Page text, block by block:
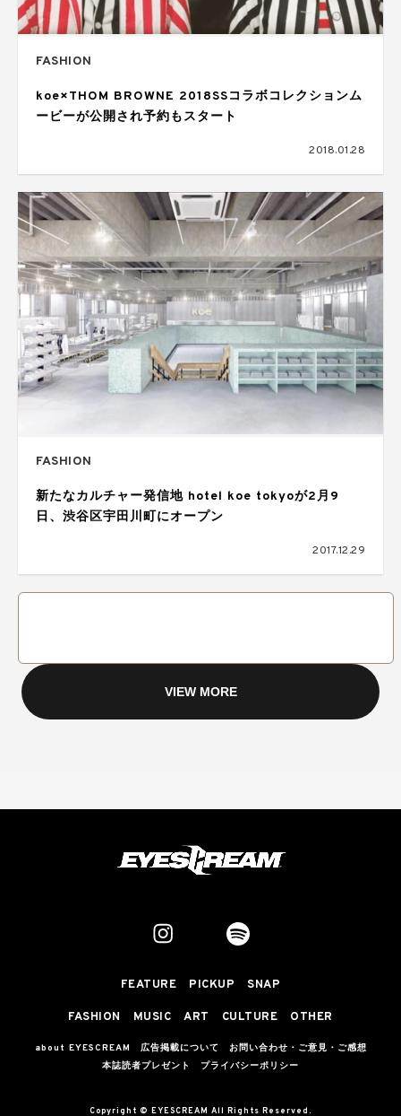
FASHION
koe×THOM BROWNE 2018SSコラボコレクションム
ービーが公開され予約もスタート
2018.01.28
FASHION
新たなカルチャー発信地 hotel koe tokyoが2月9
日、渋谷区宇田川町にオープン
2017.12.29
VIEW MORE
FEATURE PICKUP SNAP
FASHION MUSIC ART CULTURE OTHER
about EYESCREAM 広告掲載について
お問い合わせ・ご意見・ご感想
本誌読者プレゼント
プライバシーポリシー
Copyright © EYESCREAM All Rights Reserved.